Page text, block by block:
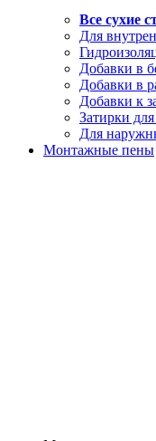
Все сухие
Для
Добавки в
Добавки в
Добавки к
Затирки
Для
Монтажные пены